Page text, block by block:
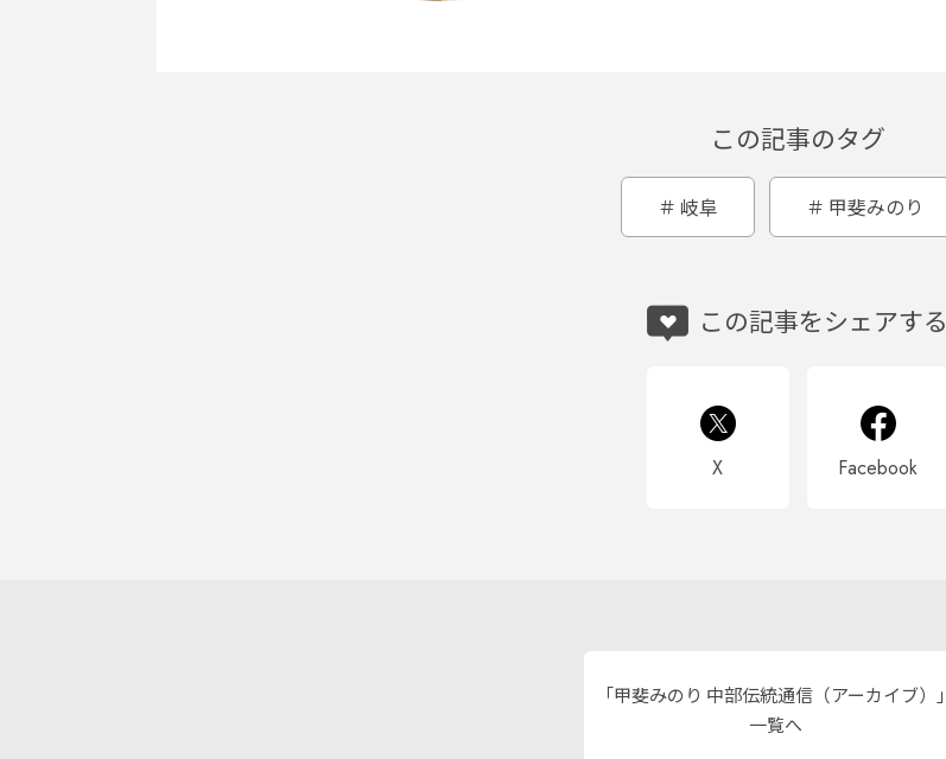
この記事のタグ
岐阜 甲斐みのり
この記事をシェアする
X Facebook
「甲斐みのり 中部伝統通信（アーカイブ）」
一覧へ